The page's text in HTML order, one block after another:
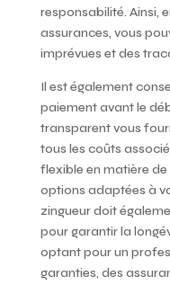
responsabilité. Ainsi,
assurances, vous
imprévues et des
Il est également
paiement avant le
transparent vous
tous les coûts
flexible en matière
options adaptées à
zingueur doit
pour garantir la
optant pour un
garanties, des